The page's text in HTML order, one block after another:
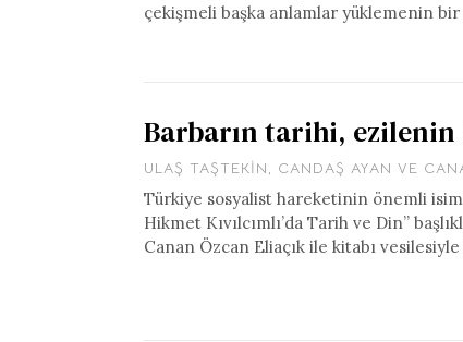
çekişmeli başka anlamlar yüklemenin
Barbarın tarihi, ezilenin
ULAŞ TAŞTEKIN, CANDAŞ AYAN VE
Türkiye sosyalist hareketinin önemli
Hikmet Kıvılcımlı’da Tarih ve Din”
Canan Özcan Eliaçık ile kitabı